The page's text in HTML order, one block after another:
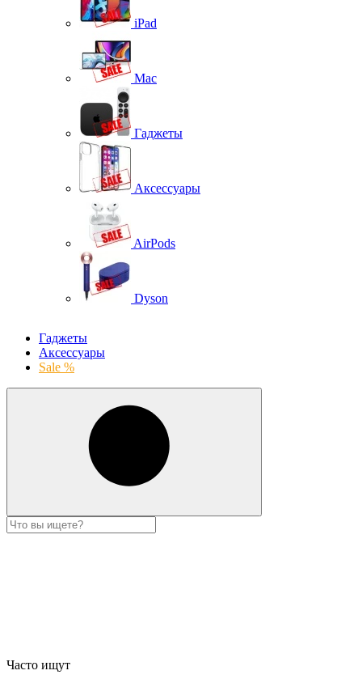
iPad
Mac
Гаджеты
Аксессуары
AirPods
Dyson
Гаджеты
Аксессуары
Sale %
Часто ищут